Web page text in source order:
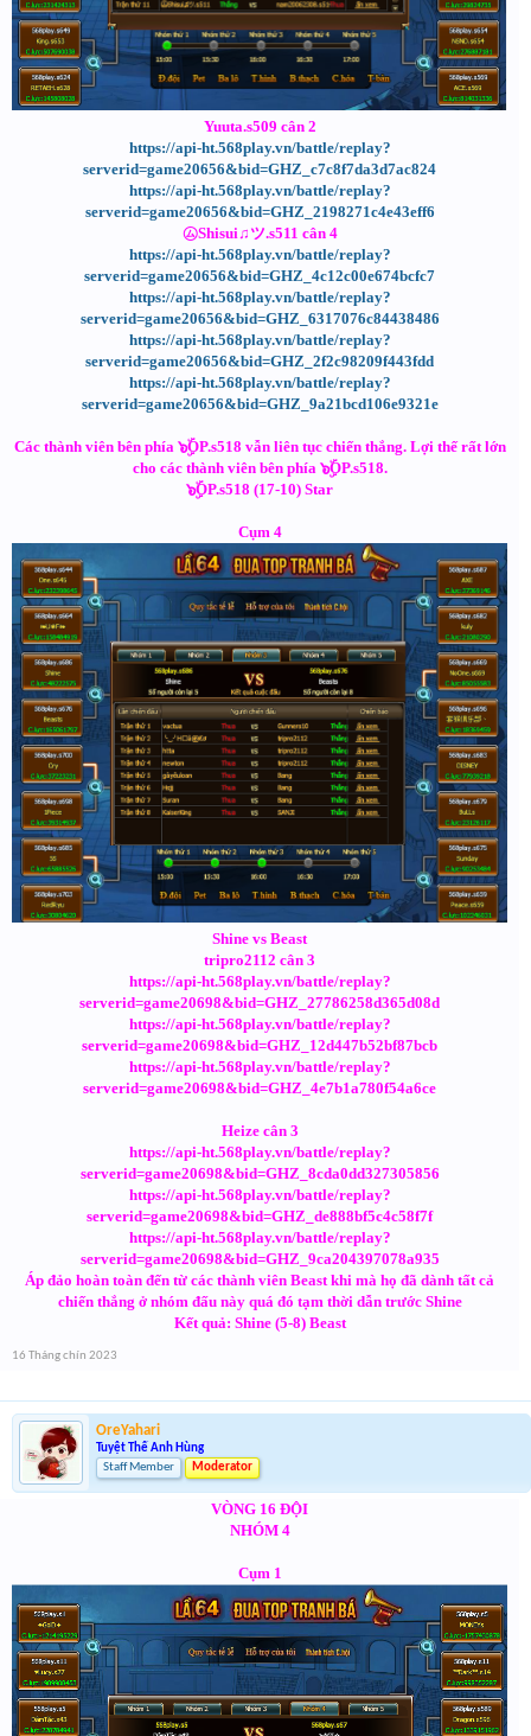
Yuuta.s509 cân 2
https://api-ht.568play.vn/battle/replay?
serverid=game20656&bid=GHZ_c7c8f7da3d7ac824
https://api-ht.568play.vn/battle/replay?
serverid=game20656&bid=GHZ_2198271c4e43eff6
㋰Shisui♫ツ.s511 cân 4
https://api-ht.568play.vn/battle/replay?
serverid=game20656&bid=GHZ_4c12c00e674bcfc7
https://api-ht.568play.vn/battle/replay?
serverid=game20656&bid=GHZ_6317076c84438486
https://api-ht.568play.vn/battle/replay?
serverid=game20656&bid=GHZ_2f2c98209f443fdd
https://api-ht.568play.vn/battle/replay?
serverid=game20656&bid=GHZ_9a21bcd106e9321e
Các thành viên bên phía ๖ۣۜOP.s518 vẫn liên tục chiến thắng. Lợi thế rất lớn
cho các thành viên bên phía ๖ۣۜOP.s518.
๖ۣۜOP.s518 (17-10) Star
Cụm 4
Shine vs Beast
tripro2112 cân 3
https://api-ht.568play.vn/battle/replay?
serverid=game20698&bid=GHZ_27786258d365d08d
https://api-ht.568play.vn/battle/replay?
serverid=game20698&bid=GHZ_12d447b52bf87bcb
https://api-ht.568play.vn/battle/replay?
serverid=game20698&bid=GHZ_4e7b1a780f54a6ce
Heize cân 3
https://api-ht.568play.vn/battle/replay?
serverid=game20698&bid=GHZ_8cda0dd327305856
https://api-ht.568play.vn/battle/replay?
serverid=game20698&bid=GHZ_de888bf5c4c58f7f
https://api-ht.568play.vn/battle/replay?
serverid=game20698&bid=GHZ_9ca204397078a935
Áp đảo hoàn toàn đến từ các thành viên Beast khi mà họ đã dành tất cả
chiến thắng ở nhóm đấu này quá đó tạm thời dẫn trước Shine
Kết quả: Shine (5-8) Beast
16 Tháng chín 2023
OreYahari
Tuyệt Thế Anh Hùng
Staff Member
Moderator
VÒNG 16 ĐỘI
NHÓM 4
Cụm 1